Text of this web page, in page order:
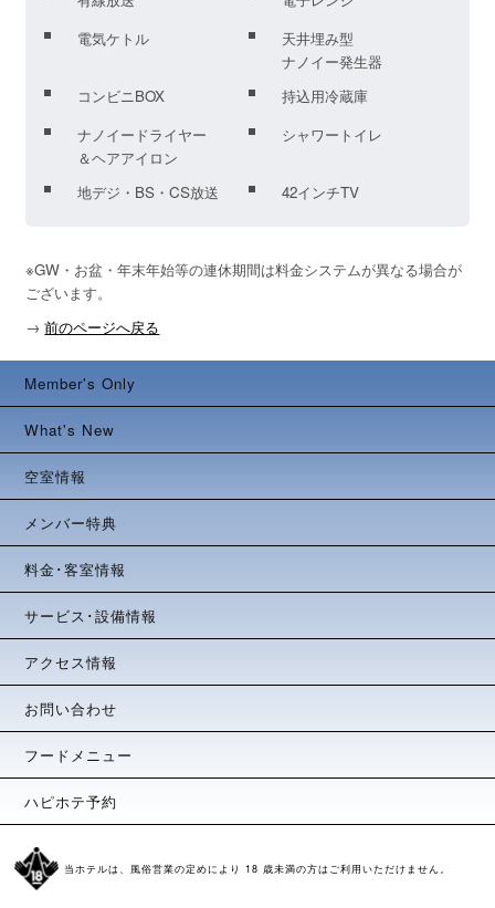
電気ケトル
天井埋み型
ナノイー発生器
コンビニBOX
持込用冷蔵庫
ナノイードライヤー
＆ヘアアイロン
シャワートイレ
地デジ・BS・CS放送 42インチTV
※GW・お盆・年末年始等の連休期間は料金システムが異なる場合が
ございます。
→ 前のページへ戻る
Member's Only
What's New
空室情報
メンバー特典
料金･客室情報
サービス･設備情報
アクセス情報
お問い合わせ
フードメニュー
ハピホテ予約
当ホテルは、風俗営業の定めにより 18 歳未満の方はご利用いただけません。